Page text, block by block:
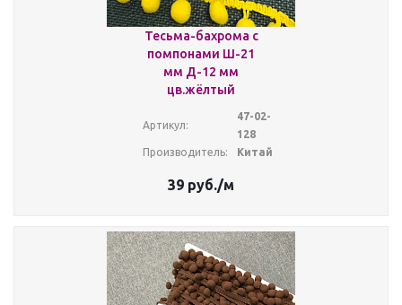
Тесьма-бахрома с
помпонами Ш-21
мм Д-12 мм
цв.жёлтый
Артикул:
47-02-
128
Производитель:
Китай
39 руб./м